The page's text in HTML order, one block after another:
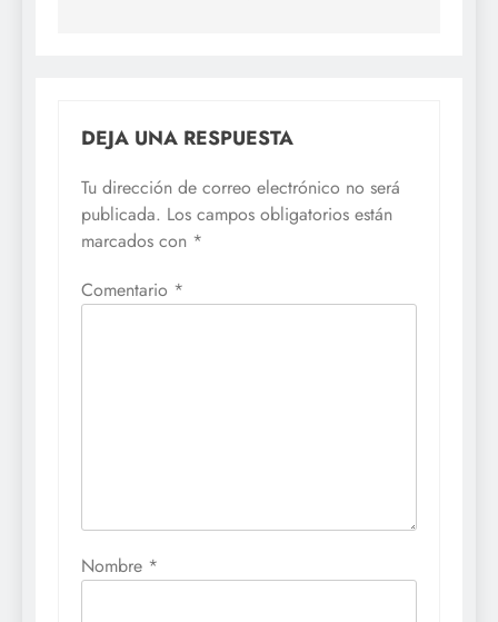
DEJA UNA RESPUESTA
Tu dirección de correo electrónico no será
publicada. Los campos obligatorios están
marcados con *
Comentario *
Nombre *